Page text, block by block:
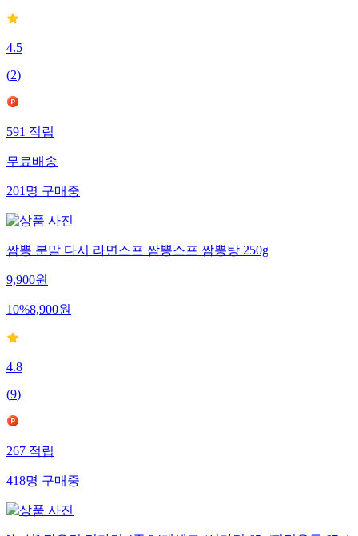
4.5
(2)
591적립
무료배송
201명구매중
짬뽕 분말 다시 라면스프 짬뽕스프 짬뽕탕 250g
9,900원
10%8,900원
4.8
(9)
267적립
418명구매중